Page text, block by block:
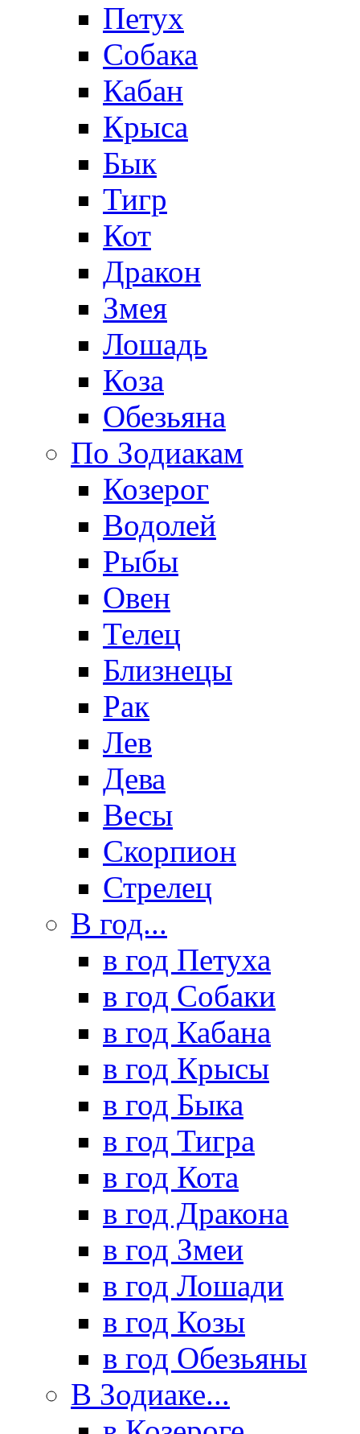
Петух
Собака
Кабан
Крыса
Бык
Тигр
Кот
Дракон
Змея
Лошадь
Коза
Обезьяна
По Зодиакам
Козерог
Водолей
Рыбы
Овен
Телец
Близнецы
Рак
Лев
Дева
Весы
Скорпион
Стрелец
В год...
в год Петуха
в год Собаки
в год Кабана
в год Крысы
в год Быка
в год Тигра
в год Кота
в год Дракона
в год Змеи
в год Лошади
в год Козы
в год Обезьяны
В Зодиаке...